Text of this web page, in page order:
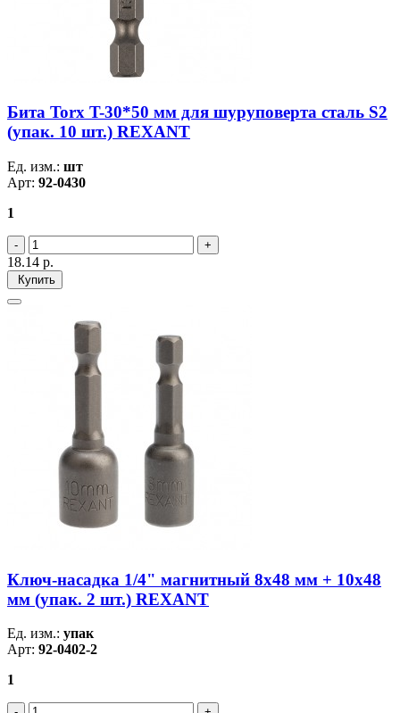
Бита Torx T-30*50 мм для шуруповерта сталь S2
(упак. 10 шт.) REXANT
Ед. изм.: шт
Арт: 92-0430
1
18.14 р.
Купить
Ключ-насадка 1/4" магнитный 8х48 мм + 10х48
мм (упак. 2 шт.) REXANT
Ед. изм.: упак
Арт: 92-0402-2
1